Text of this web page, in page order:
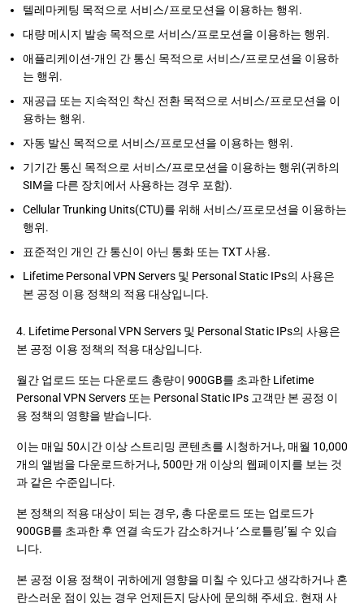
텔레마케팅 목적으로 서비스/프로모션을 이용하는 행위.
대량 메시지 발송 목적으로 서비스/프로모션을 이용하는 행위.
애플리케이션-개인 간 통신 목적으로 서비스/프로모션을 이용하
는 행위.
재공급 또는 지속적인 착신 전환 목적으로 서비스/프로모션을 이
용하는 행위.
자동 발신 목적으로 서비스/프로모션을 이용하는 행위.
기기간 통신 목적으로 서비스/프로모션을 이용하는 행위(귀하의
SIM을 다른 장치에서 사용하는 경우 포함).
Cellular Trunking Units(CTU)를 위해 서비스/프로모션을 이용하는
행위.
표준적인 개인 간 통신이 아닌 통화 또는 TXT 사용.
Lifetime Personal VPN Servers 및 Personal Static IPs의 사용은
본 공정 이용 정책의 적용 대상입니다.
4. Lifetime Personal VPN Servers 및 Personal Static IPs의 사용은
본 공정 이용 정책의 적용 대상입니다.
월간 업로드 또는 다운로드 총량이 900GB를 초과한 Lifetime
Personal VPN Servers 또는 Personal Static IPs 고객만 본 공정 이
용 정책의 영향을 받습니다.
이는 매일 50시간 이상 스트리밍 콘텐츠를 시청하거나, 매월 10,000
개의 앨범을 다운로드하거나, 500만 개 이상의 웹페이지를 보는 것
과 같은 수준입니다.
본 정책의 적용 대상이 되는 경우, 총 다운로드 또는 업로드가
900GB를 초과한 후 연결 속도가 감소하거나 ‘스로틀링’될 수 있습
니다.
본 공정 이용 정책이 귀하에게 영향을 미칠 수 있다고 생각하거나 혼
란스러운 점이 있는 경우 언제든지 당사에 문의해 주세요. 현재 사